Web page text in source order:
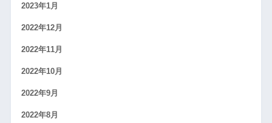
2023年1月
2022年12月
2022年11月
2022年10月
2022年9月
2022年8月